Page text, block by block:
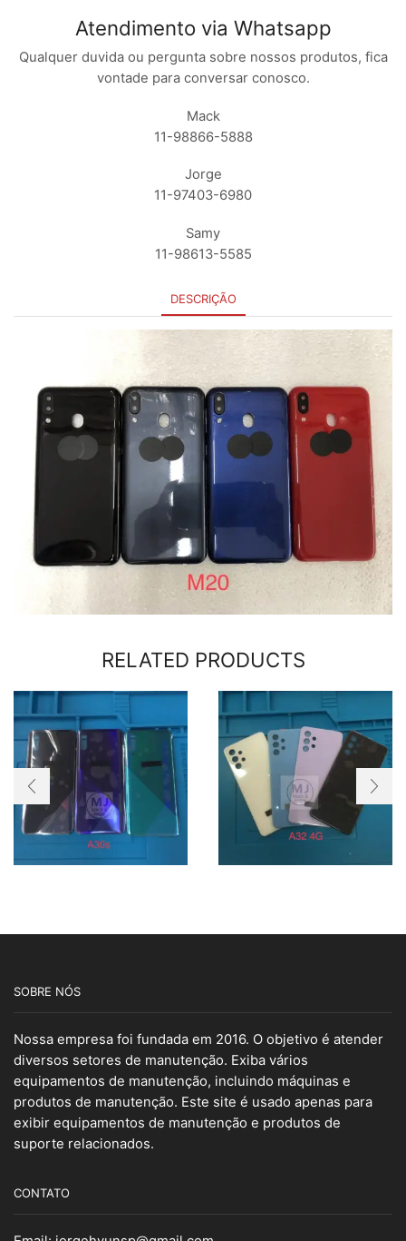
Atendimento via Whatsapp
Qualquer duvida ou pergunta sobre nossos produtos, fica
vontade para conversar conosco.
Mack
11-98866-5888
Jorge
11-97403-6980
Samy
11-98613-5585
DESCRIÇÃO
RELATED PRODUCTS
SOBRE NÓS
Nossa empresa foi fundada em 2016. O objetivo é atender
diversos setores de manutenção. Exiba vários
equipamentos de manutenção, incluindo máquinas e
produtos de manutenção. Este site é usado apenas para
exibir equipamentos de manutenção e produtos de
suporte relacionados.
CONTATO